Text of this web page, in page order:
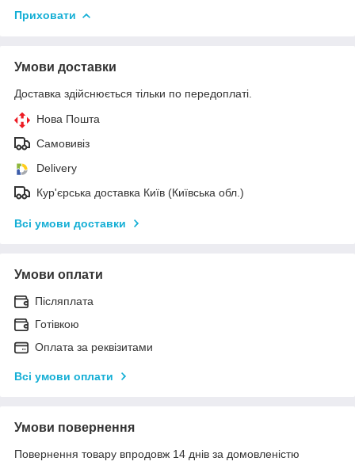
Приховати
Умови доставки
Доставка здійснюється тільки по передоплаті.
Нова Пошта
Самовивіз
Delivery
Кур'єрська доставка Київ (Київська обл.)
Всі умови доставки
Умови оплати
Післяплата
Готівкою
Оплата за реквізитами
Всі умови оплати
Умови повернення
Повернення товару впродовж 14 днів за домовленістю